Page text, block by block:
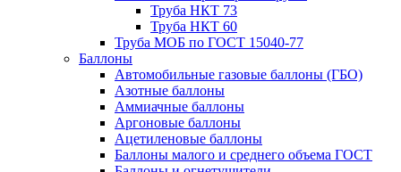
Труба НКТ 73
Труба НКТ 60
Труба МОБ по ГОСТ 15040-77
Баллоны
Автомобильные газовые баллоны (ГБО)
Азотные баллоны
Аммиачные баллоны
Аргоновые баллоны
Ацетиленовые баллоны
Баллоны малого и среднего объема ГОСТ